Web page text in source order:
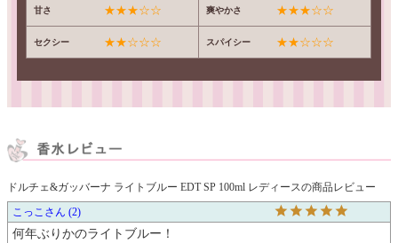
甘さ ★★★☆☆ 爽やかさ ★★★☆☆
セクシー ★★☆☆☆ スパイシー ★★☆☆☆
ドルチェ&ガッバーナ ライトブルー EDT SP 100ml レディースの商品レビュー
こっこ
2
何年ぶりかのライトブルー！